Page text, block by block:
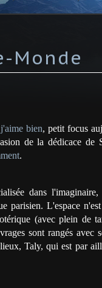
Monde
bien, petit focus
de la dédicace de
.
dans l'imaginaire,
parisien. L'espace
(avec plein de
sont rangés avec
Taly, qui est par